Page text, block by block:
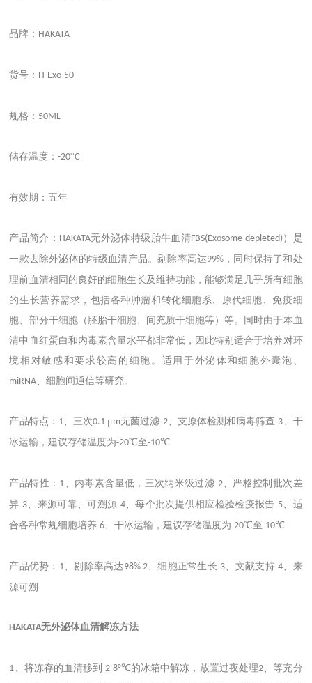
品牌： HAKATA
货号： H-Exo-50
规格： 50ML
储存温度：-20°C
有效期：五年
产品简介： HAKATA无外泌体特级胎牛血清FBS(Exosome-depleted)）是
一款去除外泌体的特级血清产品。剔除率高达99% ，同时保持了和处
理前血清相同的良好的细胞生长及维持功能，能够满足几乎所有细胞
的生长营养需求，包括各种肿瘤和转化细胞系、原代细胞、免疫细
胞、部分干细胞（胚胎干细胞、间充质干细胞等）等。同时由于本血
清中血红蛋白和内毒素含量水平都非常低，因此特别适合于培养对环
境相对敏感和要求较高的细胞。适用于外泌体和细胞外囊泡、
miRNA 、细胞间通信等研究。
产品特点： 1、三次0.1 μm无菌过滤 2、支原体检测和病毒筛查 3 、干
冰运输，建议存储温度为-20℃至-10℃
产品特性： 1 、内毒素含量低，三次纳米级过滤 2、严格控制批次差
异 3、来源可靠、可溯源 4、每个批次提供相应检验检疫报告 5、适
合各种常规细胞培养6、干冰运输，建议存储温度为-20℃至-10℃
产品优势： 1 、剔除率高达 98% 2、细胞正常生长 3 、文献支持4 、来
源可溯
HAKATA无外泌体血清解冻方法
1 、 将冻存的血清移到 2-8°℃的冰箱中解冻，放置过夜处理2、等充分